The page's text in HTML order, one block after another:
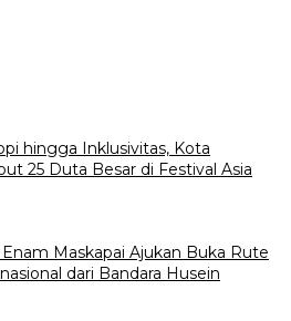
hingga Inklusivitas, Kota
25 Duta Besar di Festival Asia
Maskapai Ajukan Buka Rute
dari Bandara Husein